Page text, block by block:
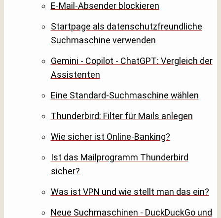
E-Mail-Absender blockieren
Startpage als datenschutzfreundliche
Suchmaschine verwenden
Gemini - Copilot - ChatGPT: Vergleich der
Assistenten
Eine Standard-Suchmaschine wählen
Thunderbird: Filter für Mails anlegen
Wie sicher ist Online-Banking?
Ist das Mailprogramm Thunderbird
sicher?
Was ist VPN und wie stellt man das ein?
Neue Suchmaschinen - DuckDuckGo und